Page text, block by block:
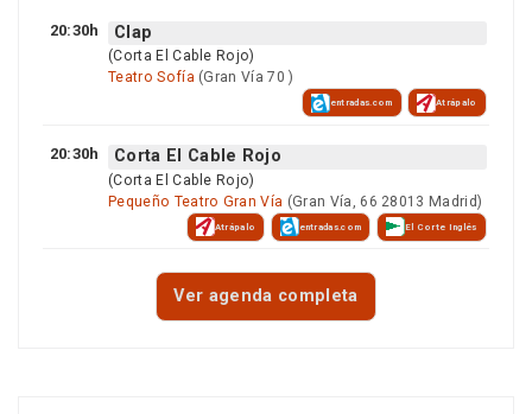
20:30h Clap
(Corta El Cable Rojo)
Teatro Sofía (Gran Vía 70 )
entradas.com Atrápalo
20:30h Corta El Cable Rojo
(Corta El Cable Rojo)
Pequeño Teatro Gran Vía (Gran Vía, 66 28013 Madrid)
Atrápalo entradas.com El Corte Inglés
Ver agenda completa